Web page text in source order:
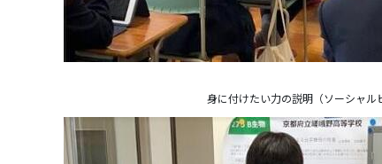
身に付けたい力の説明（ソーシャル